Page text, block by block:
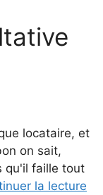
locataire, et
on sait,
qu'il faille tout
la lecture